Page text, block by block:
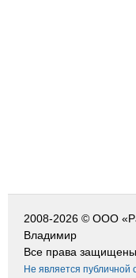
2008-2026 © ООО
Владимир
Все права защищены.
Не является публичной